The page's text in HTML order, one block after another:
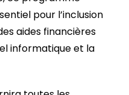
pour l’inclusion
aides financières
informatique et la